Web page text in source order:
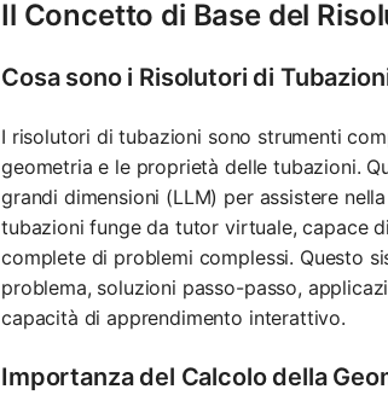
Il Concetto di Base del
Cosa sono i Risolutori di
I risolutori di tubazioni sono strumenti
geometria e le proprietà delle tubazioni.
grandi dimensioni (LLM) per assistere
tubazioni funge da tutor virtuale, capace
complete di problemi complessi. Questo
problema, soluzioni passo-passo,
capacità di apprendimento interattivo.
Importanza del Calcolo della